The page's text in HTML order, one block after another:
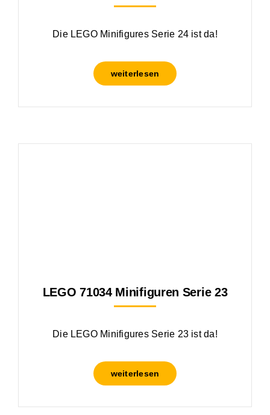
Die LEGO Minifigures Serie 24 ist da!
weiterlesen
LEGO 71034 Minifiguren Serie 23
Die LEGO Minifigures Serie 23 ist da!
weiterlesen